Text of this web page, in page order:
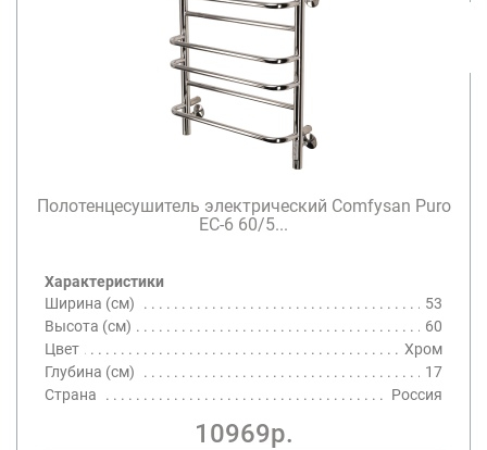
Полотенцесушитель электрический Comfysan Puro
EC-6 60/5...
Характеристики
Ширина (см)
53
Высота (см)
60
Цвет
Хром
Глубина (см)
17
Страна
Россия
10969р.